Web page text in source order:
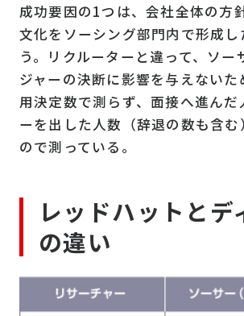
成功要因の1つは、会社全体の方
文化をソーシング部門内で形成し
う。リクルーターと違って、ソー
ジャーの決断に影響を与えないた
用決定数で測らず、面接へ進んだ
ーを出した人数（辞退の数も含む
ので測っている。
レッドハットとデ
の違い